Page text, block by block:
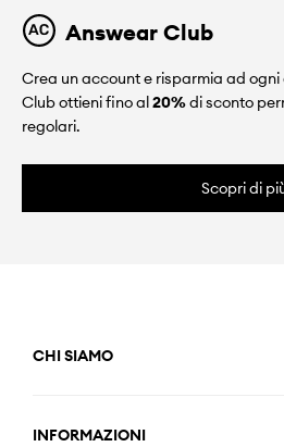
Answear Club
Crea un account e risparmia ad
Club ottieni fino al20%di sconto
regolari.
Scopri di
CHI SIAMO
INFORMAZIONI